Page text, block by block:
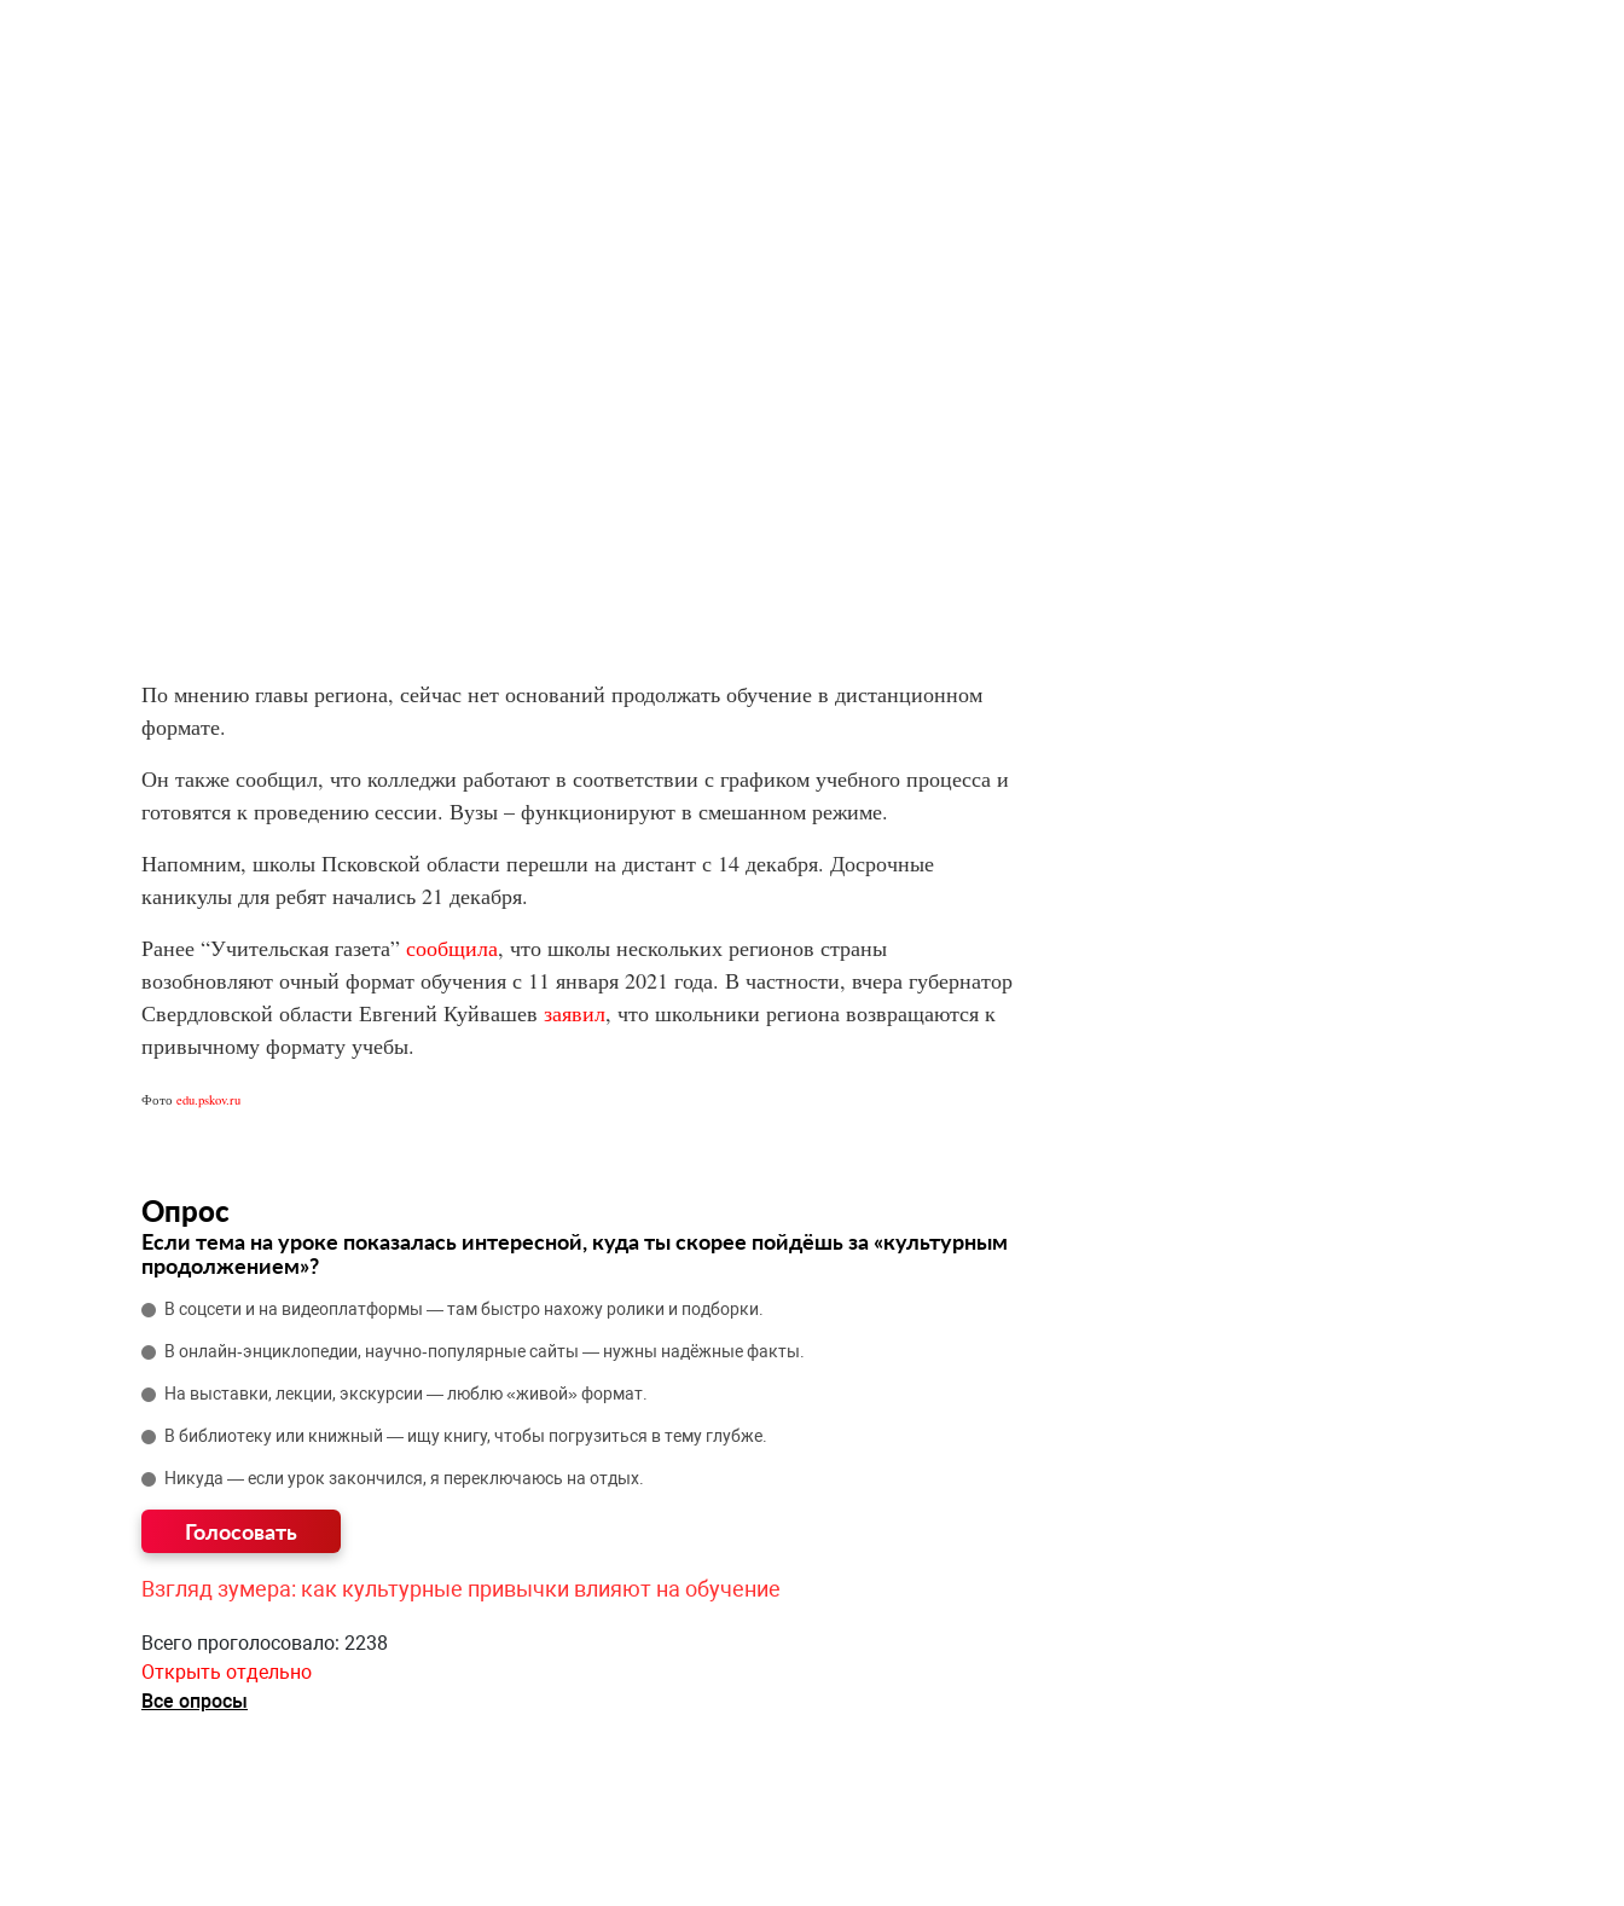
По мнению главы региона, сейчас нет оснований продолжать обучение в дистанционном
формате.
Он также сообщил, что колледжи работают в соответствии с графиком учебного процесса и
готовятся к проведению сессии. Вузы – функционируют в смешанном режиме.
Напомним, школы Псковской области перешли на дистант с 14 декабря. Досрочные
каникулы для ребят начались 21 декабря.
Ранее “Учительская газета” сообщила, что школы нескольких регионов страны
возобновляют очный формат обучения с 11 января 2021 года. В частности, вчера губернатор
Свердловской области Евгений Куйвашев заявил, что школьники региона возвращаются к
привычному формату учебы.
Фото edu.pskov.ru
Опрос
Если тема на уроке показалась интересной, куда ты скорее пойдёшь за «культурным
продолжением»?
В соцсети и на видеоплатформы — там быстро нахожу ролики и подборки.
В онлайн‑энциклопедии, научно‑популярные сайты — нужны надёжные факты.
На выставки, лекции, экскурсии — люблю «живой» формат.
В библиотеку или книжный — ищу книгу, чтобы погрузиться в тему глубже.
Никуда — если урок закончился, я переключаюсь на отдых.
Взгляд зумера: как культурные привычки влияют на обучение
Всего проголосовало: 2238
Открыть отдельно
Все опросы